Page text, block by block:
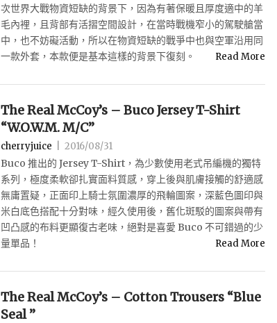
次世界大戰物資短缺的背景下，因為有著保暖且厚度適中的羊
毛內裡，且背部有活摺空間設計，在當時戰機窄小的駕駛艙當
中，也不妨礙活動，所以在物資短缺的戰爭中也與空軍沿用同
一款外套，本款便是基本這樣的背景下復刻。
Read More
The Real McCoy’s – Buco Jersey T-Shirt
“W.O.W.M. M/C”
cherryjuice 2016/08/31
Buco 推出的 Jersey T-Shirt，為少數使用老式吊編機的獨特
系列，極度柔軟卻扎實面料質感，穿上後與肌膚接觸的舒適感
無庸置疑，正面印上騎士氛圍濃厚的飛輪圖案，深藍色圖印與
米白底色搭配十分對味，經久使用後，舊化斑駁的圖案與帶有
凹凸感的布料更顯復古老味，絕對是喜愛 Buco 不可錯過的少
量單品！
Read More
The Real McCoy’s – Cotton Trousers “Blue
Seal ”